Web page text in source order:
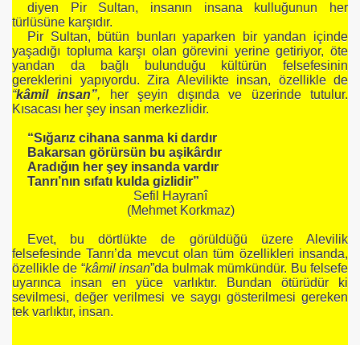
diyen Pir Sultan, insanın insana kulluğunun her
türlüsüne karşıdır.
Pir Sultan, bütün bunları yaparken bir yandan içinde
yaşadığı topluma karşı olan görevini yerine getiriyor, öte
yandan da bağlı bulunduğu kültürün felsefesinin
gereklerini yapıyordu. Zira Alevilikte insan, özellikle de
“kâmil insan”, her şeyin dışında ve üzerinde tutulur.
Kısacası her şey insan merkezlidir.
“Sığarız cihana sanma ki dardır
Bakarsan görürsün bu aşikârdır
Aradığın her şey insanda vardır
Tanrı’nın sıfatı kulda gizlidir”
Sefil Hayranî
(Mehmet Korkmaz)
Evet, bu dörtlükte de görüldüğü üzere Alevilik
felsefesinde Tanrı’da mevcut olan tüm özellikleri insanda,
özellikle de “kâmil insan”da bulmak mümkündür. Bu felsefe
uyarınca insan en yüce varlıktır. Bundan ötürüdür ki
sevilmesi, değer verilmesi ve saygı gösterilmesi gereken
tek varlıktır, insan.